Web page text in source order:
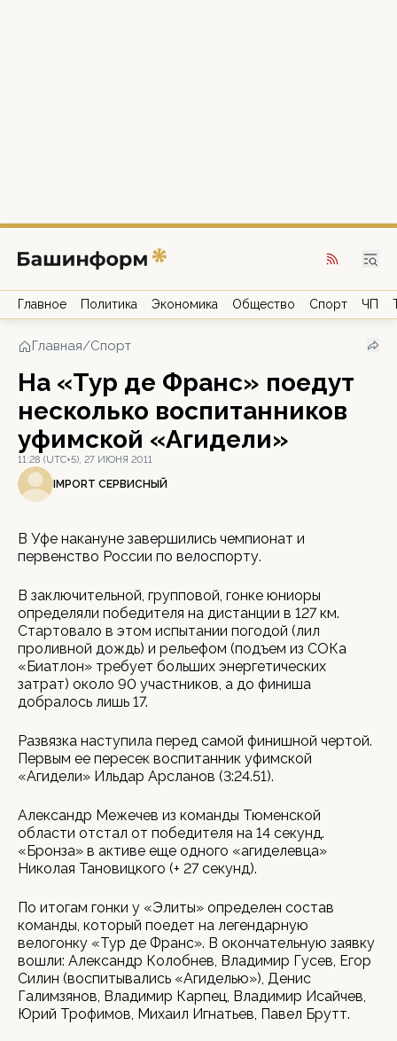
Главное Политика Экономика Общество Спорт ЧП
Главная/Спорт
На «Тур де Франс» поедут
несколько воспитанников
уфимской «Агидели»
11:28 (UTC+5), 27 ИЮНЯ 2011
IMPORT СЕРВИСНЫЙ
В Уфе накануне завершились чемпионат и
первенство России по велоспорту.
В заключительной, групповой, гонке юниоры
определяли победителя на дистанции в 127 км.
Стартовало в этом испытании погодой (лил
проливной дождь) и рельефом (подъем из СОКа
«Биатлон» требует больших энергетических
затрат) около 90 участников, а до финиша
добралось лишь 17.
Развязка наступила перед самой финишной чертой.
Первым ее пересек воспитанник уфимской
«Агидели» Ильдар Арсланов (3:24.51).
Александр Межечев из команды Тюменской
области отстал от победителя на 14 секунд.
«Бронза» в активе еще одного «агиделевца»
Николая Тановицкого (+ 27 секунд).
По итогам гонки у «Элиты» определен состав
команды, который поедет на легендарную
велогонку «Тур де Франс». В окончательную заявку
вошли: Александр Колобнев, Владимир Гусев, Егор
Силин (воспитывались «Агиделью»), Денис
Галимзянов, Владимир Карпец, Владимир Исайчев,
Юрий Трофимов, Михаил Игнатьев, Павел Брутт.